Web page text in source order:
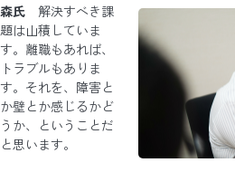
森氏 解決すべき課
題は山積していま
す。離職もあれば、
トラブルもありま
す。それを、障害と
か壁とか感じるかど
うか、ということだ
と思います。